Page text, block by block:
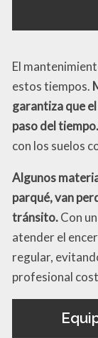
El
estos tiempos.
garantiza que
paso del tiempo.
con los suelos
Algunos
parqué, van
tránsito.Con
atender el
regular,
profesional